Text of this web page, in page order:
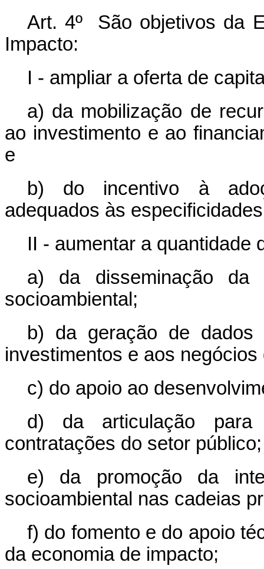
Art. 4º São objetivos da
Impacto:
I - ampliar a oferta de
a) da mobilização de
ao investimento e ao
e
b) do incentivo à
adequados às
II - aumentar a quantidade
a) da disseminação da
socioambiental;
b) da geração de dados
investimentos e aos negócios
c) do apoio ao
d) da articulação para
contratações do setor público;
e) da promoção da
socioambiental nas cadeias
f) do fomento e do apoio
da economia de impacto;